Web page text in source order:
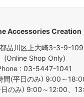
Accessories Creation
品川区上大崎3-3-9-109
(Online Shop Only)
: 03-5447-1041
間(平日のみ) 9:00～
日のみ) 9:00～12:00、